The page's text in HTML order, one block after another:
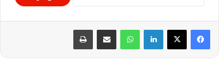
لينكدإن واتساب مشاركة عبر البريد طباعة